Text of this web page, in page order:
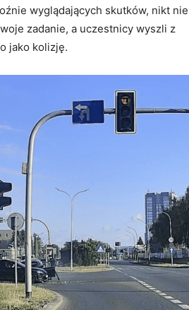
wyglądających skutków, nikt nie
zadanie, a uczestnicy wyszli z
jako kolizję.